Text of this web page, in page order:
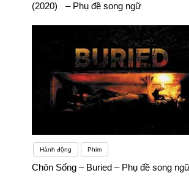
(2020) – Phụ đề song ngữ
Hành động Phim
Chôn Sống – Buried – Phụ đề song